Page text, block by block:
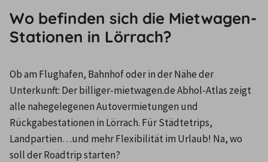
Wo befinden sich die Mietwagen-
Stationen in Lörrach?
Ob am Flughafen, Bahnhof oder in der Nähe der
Unterkunft: Der billiger-mietwagen.de Abhol-Atlas zeigt
alle nahegelegenen Autovermietungen und
Rückgabestationen in Lörrach. Für Städtetrips,
Landpartien…und mehr Flexibilität im Urlaub! Na, wo
soll der Roadtrip starten?